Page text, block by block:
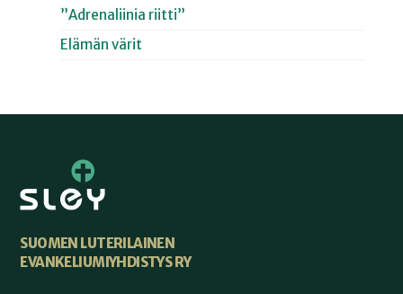
”Adrenaliinia riitti”
Elämän värit
SUOMEN LUTERILAINEN
EVANKELIUMIYHDISTYS RY